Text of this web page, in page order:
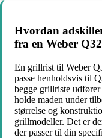
Hvordan
fra en Weber
En grillrist til Weber
passe henholdsvis til
begge grillriste
holde maden under
størrelse og
grillmodeller. Det er
der passer til din